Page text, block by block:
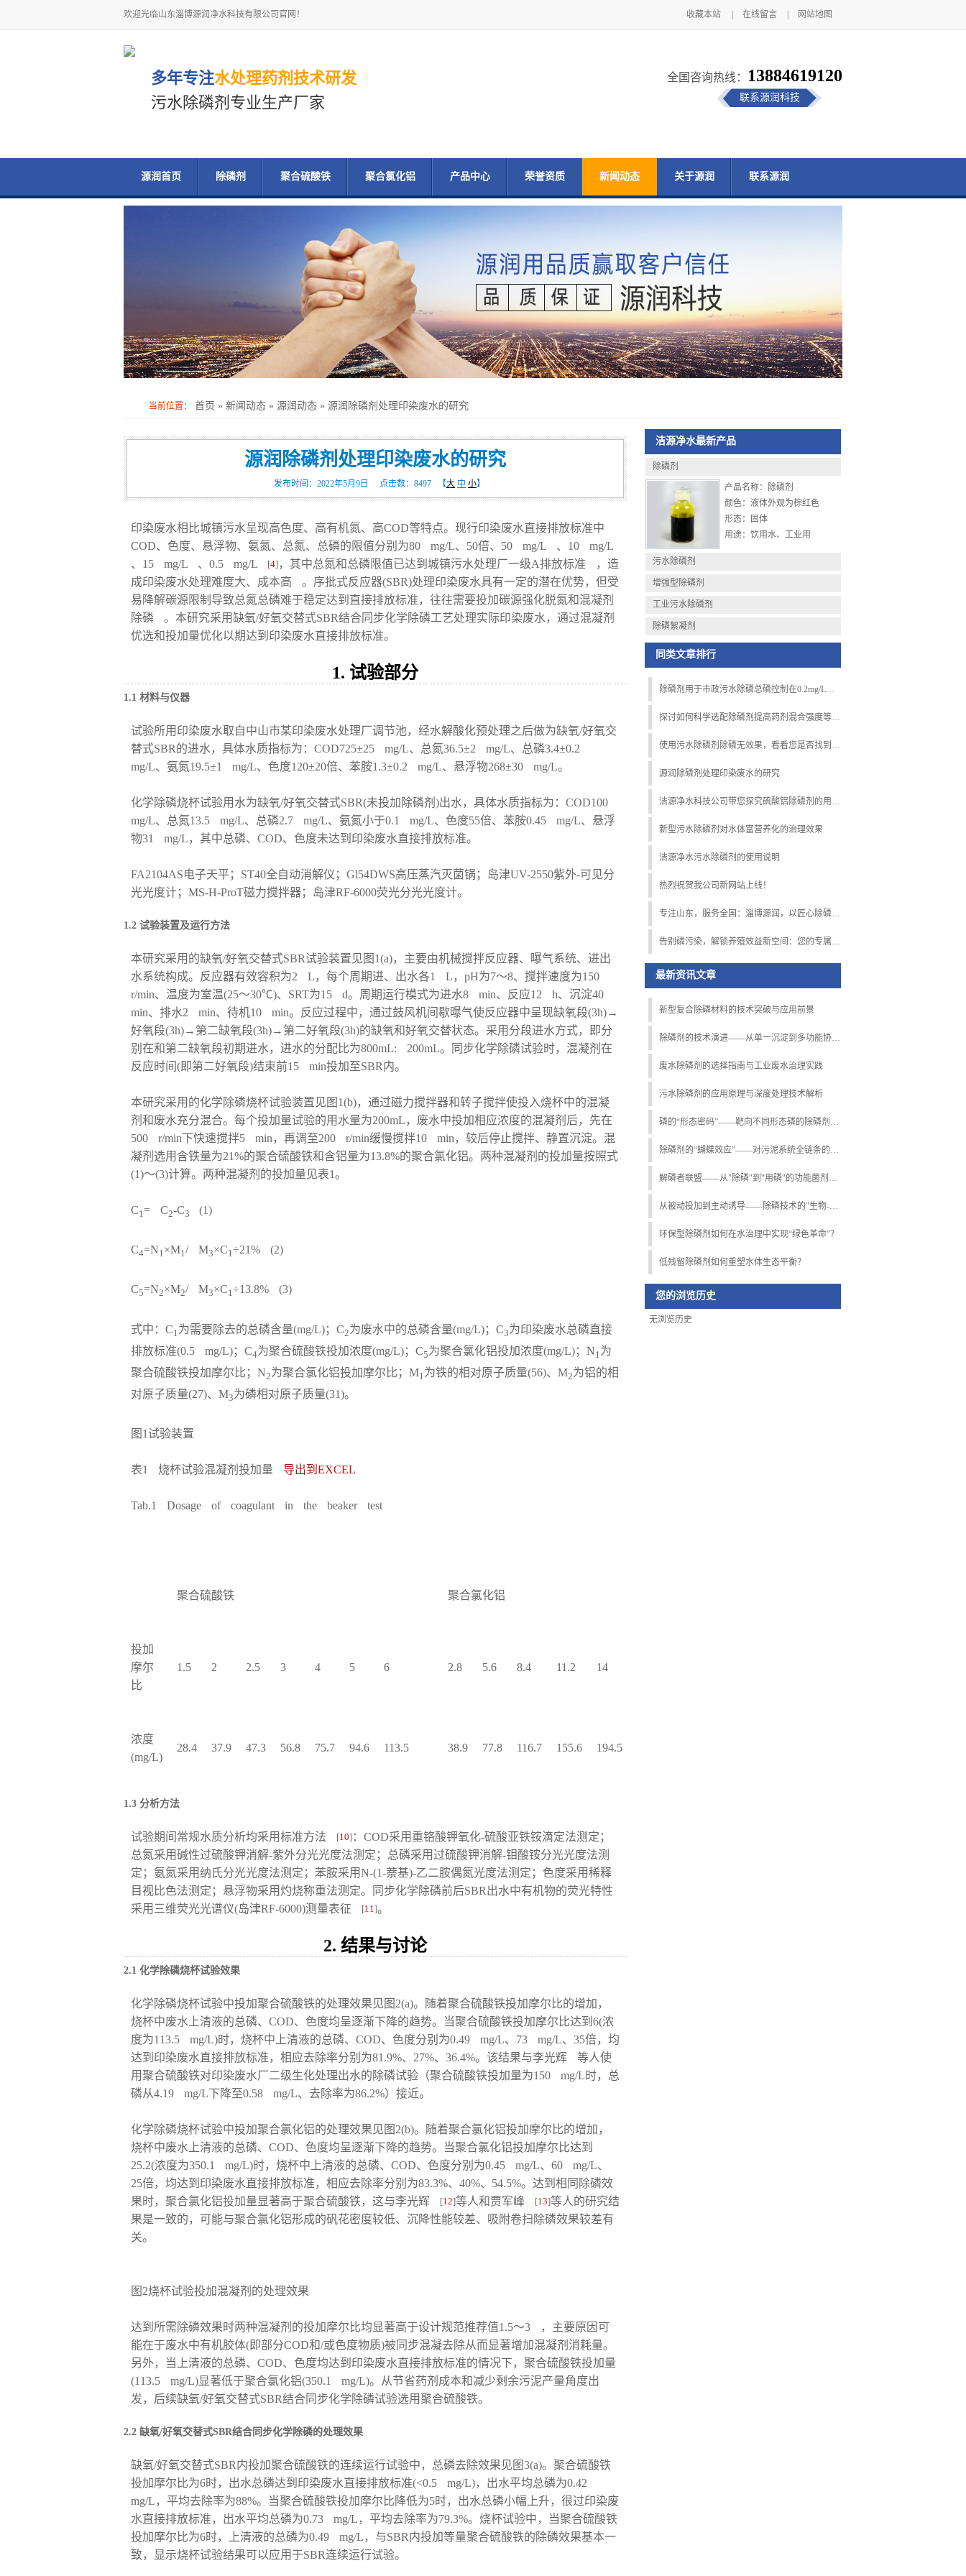
收藏本站 在线留言 网站地图
欢迎光临山东淄博源润净水科技有限公司官网！
多年专注水处理药剂技术研发
污水除磷剂专业生产厂家
全国咨询热线： 13884619120
联系源润科技
源润首页 除磷剂 聚合硫酸铁 聚合氯化铝 产品中心 荣誉资质 新闻动态 关于源润 联系源润
当前位置： 首页 » 新闻动态 » 源润动态 » 源润除磷剂处理印染废水的研究
源润除磷剂处理印染废水的研究
发布时间：2022年5月9日 点击数： 8497 【大 中 小】
印染废水相比城镇污水呈现高色度、高有机氮、高COD等特点。现行印染废水直接排放标准中
COD、色度、悬浮物、氨氮、总氮、总磷的限值分别为80 mg/L、50倍、50 mg/L 、10 mg/L
、15 mg/L 、0.5 mg/L
[4] ，其中总氮和总磷限值已达到城镇污水处理厂一级A排放标准
，造
成印染废水处理难度大、成本高
。序批式反应器(SBR)处理印染废水具有一定的潜在优势，但受
易降解碳源限制导致总氮总磷难于稳定达到直接排放标准，往往需要投加碳源强化脱氮和混凝剂
除磷
。本研究采用缺氧/好氧交替式SBR结合同步化学除磷工艺处理实际印染废水，通过混凝剂
优选和投加量优化以期达到印染废水直接排放标准。
1. 试验部分
1.1 材料与仪器
试验所用印染废水取自中山市某印染废水处理厂调节池，经水解酸化预处理之后做为缺氧/好氧交
替式SBR的进水，具体水质指标为：COD725±25 mg/L、总氮36.5±2 mg/L、总磷3.4±0.2
mg/L、氨氮19.5±1 mg/L、色度120±20倍、苯胺1.3±0.2 mg/L、悬浮物268±30 mg/L。
化学除磷烧杯试验用水为缺氧/好氧交替式SBR(未投加除磷剂)出水，具体水质指标为：COD100
mg/L、总氮13.5 mg/L、总磷2.7 mg/L、氨氮小于0.1 mg/L、色度55倍、苯胺0.45 mg/L、悬浮
物31 mg/L，其中总磷、COD、色度未达到印染废水直接排放标准。
FA2104AS电子天平；ST40全自动消解仪；Gl54DWS高压蒸汽灭菌锅；岛津UV-2550紫外-可见分
光光度计；MS-H-ProT磁力搅拌器；岛津RF-6000荧光分光光度计。
1.2 试验装置及运行方法
本研究采用的缺氧/好氧交替式SBR试验装置见图1(a)，主要由机械搅拌反应器、曝气系统、进出
水系统构成。反应器有效容积为2 L，每个周期进、出水各1 L，pH为7～8、搅拌速度为150
r/min、温度为室温(25～30℃)、SRT为15 d。周期运行模式为进水8 min、反应12 h、沉淀40
min、排水2 min、待机10 min。反应过程中，通过鼓风机间歇曝气使反应器中呈现缺氧段(3h)→
好氧段(3h)→第二缺氧段(3h)→第二好氧段(3h)的缺氧和好氧交替状态。采用分段进水方式，即分
别在和第二缺氧段初期进水，进水的分配比为800mL: 200mL。同步化学除磷试验时，混凝剂在
反应时间(即第二好氧段)结束前15 min投加至SBR内。
本研究采用的化学除磷烧杯试验装置见图1(b)，通过磁力搅拌器和转子搅拌使投入烧杯中的混凝
剂和废水充分混合。每个投加量试验的用水量为200mL，废水中投加相应浓度的混凝剂后，先在
500 r/min下快速搅拌5 min，再调至200 r/min缓慢搅拌10 min，较后停止搅拌、静置沉淀。混
凝剂选用含铁量为21%的聚合硫酸铁和含铝量为13.8%的聚合氯化铝。两种混凝剂的投加量按照式
(1)～(3)计算。两种混凝剂的投加量见表1。
C1= C2-C3 (1)
C4=N1×M1/ M3×C1÷21% (2)
C5=N2×M2/ M3×C1÷13.8% (3)
式中：C1 为需要除去的总磷含量(mg/L)；C2为废水中的总磷含量(mg/L)；C3为印染废水总磷直接
排放标准(0.5 mg/L)；C4为聚合硫酸铁投加浓度(mg/L)；C5为聚合氯化铝投加浓度(mg/L)；N1 为
聚合硫酸铁投加摩尔比；N2为聚合氯化铝投加摩尔比；M1为铁的相对原子质量(56)、M2为铝的相
对原子质量(27)、M3为磷相对原子质量(31)。
图1试验装置
表1 烧杯试验混凝剂投加量 导出到EXCEL
Tab.1 Dosage of coagulant in the beaker test
聚合硫酸铁 聚合氯化铝
投加
摩尔
比
1.5 2 2.5 3 4 5 6 2.8 5.6 8.4 11.2 14
浓度
(mg/L)
28.4 37.9 47.3 56.8 75.7 94.6 113.5 38.9 77.8 116.7 155.6 194.5
1.3 分析方法
试验期间常规水质分析均采用标准方法 [10] ：COD采用重铬酸钾氧化-硫酸亚铁铵滴定法测定；
总氮采用碱性过硫酸钾消解-紫外分光光度法测定；总磷采用过硫酸钾消解-钼酸铵分光光度法测
定；氨氮采用纳氏分光光度法测定；苯胺采用N-(1-萘基)-乙二胺偶氮光度法测定；色度采用稀释
目视比色法测定；悬浮物采用灼烧称重法测定。同步化学除磷前后SBR出水中有机物的荧光特性
采用三维荧光光谱仪(岛津RF-6000)测量表征
[11]。
2. 结果与讨论
2.1 化学除磷烧杯试验效果
化学除磷烧杯试验中投加聚合硫酸铁的处理效果见图2(a)。随着聚合硫酸铁投加摩尔比的增加，
烧杯中废水上清液的总磷、COD、色度均呈逐渐下降的趋势。当聚合硫酸铁投加摩尔比达到6(浓
度为113.5 mg/L)时，烧杯中上清液的总磷、COD、色度分别为0.49 mg/L、73 mg/L、35倍，均
达到印染废水直接排放标准，相应去除率分别为81.9%、27%、36.4%。该结果与李光辉
等人使
用聚合硫酸铁对印染废水厂二级生化处理出水的除磷试验（聚合硫酸铁投加量为150 mg/L时，总
磷从4.19 mg/L下降至0.58 mg/L、去除率为86.2%）接近。
化学除磷烧杯试验中投加聚合氯化铝的处理效果见图2(b)。随着聚合氯化铝投加摩尔比的增加，
烧杯中废水上清液的总磷、COD、色度均呈逐渐下降的趋势。当聚合氯化铝投加摩尔比达到
25.2(浓度为350.1 mg/L)时，烧杯中上清液的总磷、COD、色度分别为0.45 mg/L、60 mg/L、
25倍，均达到印染废水直接排放标准，相应去除率分别为83.3%、40%、54.5%。达到相同除磷效
果时，聚合氯化铝投加量显著高于聚合硫酸铁，这与李光辉
[12]等人和贾军峰 [13]等人的研究结
果是一致的，可能与聚合氯化铝形成的矾花密度较低、沉降性能较差、吸附卷扫除磷效果较差有
关。
图2烧杯试验投加混凝剂的处理效果
达到所需除磷效果时两种混凝剂的投加摩尔比均显著高于设计规范推荐值1.5～3
，主要原因可
能在于废水中有机胶体(即部分COD和/或色度物质)被同步混凝去除从而显著增加混凝剂消耗量。
另外，当上清液的总磷、COD、色度均达到印染废水直接排放标准的情况下，聚合硫酸铁投加量
(113.5 mg/L)显著低于聚合氯化铝(350.1 mg/L)。从节省药剂成本和减少剩余污泥产量角度出
发，后续缺氧/好氧交替式SBR结合同步化学除磷试验选用聚合硫酸铁。
2.2 缺氧/好氧交替式SBR结合同步化学除磷的处理效果
缺氧/好氧交替式SBR内投加聚合硫酸铁的连续运行试验中，总磷去除效果见图3(a)。聚合硫酸铁
投加摩尔比为6时，出水总磷达到印染废水直接排放标准(<0.5 mg/L)，出水平均总磷为0.42
mg/L，平均去除率为88%。当聚合硫酸铁投加摩尔比降低为5时，出水总磷小幅上升，很过印染废
水直接排放标准，出水平均总磷为0.73 mg/L，平均去除率为79.3%。烧杯试验中，当聚合硫酸铁
投加摩尔比为6时，上清液的总磷为0.49 mg/L，与SBR内投加等量聚合硫酸铁的除磷效果基本一
致，显示烧杯试验结果可以应用于SBR连续运行试验。
洁源净水最新产品
除磷剂
产品名称：除磷剂
颜色：液体外观为棕红色
形态：固体
用途：饮用水、工业用
污水除磷剂
增强型除磷剂
工业污水除磷剂
除磷絮凝剂
同类文章排行
除磷剂用于市政污水除磷总磷控制在0.2mg/L以下的性能研究
探讨如何科学选配除磷剂提高药剂混合强度等除磷效果的措施
使用污水除磷剂除磷无效果，看看您是否找到了真正的原因！
源润除磷剂处理印染废水的研究
洁源净水科技公司带您探究硫酸铝除磷剂的用量对除磷效果的影响
新型污水除磷剂对水体富营养化的治理效果
洁源净水污水除磷剂的使用说明
热烈祝贺我公司新网站上线！
专注山东，服务全国：淄博源润，以匠心除磷剂守护齐鲁碧水清流
告别磷污染，解锁养殖效益新空间：您的专属养殖废水除磷解决方案
最新资讯文章
新型复合除磷材料的技术突破与应用前景
除磷剂的技术演进——从单一沉淀到多功能协同的跨越
废水除磷剂的选择指南与工业废水治理实践
污水除磷剂的应用原理与深度处理技术解析
磷的“形态密码”——靶向不同形态磷的除磷剂匹配策略
除磷剂的“蝴蝶效应”——对污泥系统全链条的连锁影响
解磷者联盟——从"除磷"到"用磷"的功能菌剂跨界突围
从被动投加到主动诱导——除磷技术的"生物-化学"协同革命
环保型除磷剂如何在水治理中实现“绿色革命”？
低残留除磷剂如何重塑水体生态平衡？
您的浏览历史
无浏览历史